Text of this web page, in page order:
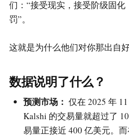
们：“接受现实，接受阶级固
罚”。
这就是为什么他们对你那出自
数据说明了什么？
预测市场： 仅在 2025 年
Kalshi 的交易量就超过了
易量正接近 400 亿美元。